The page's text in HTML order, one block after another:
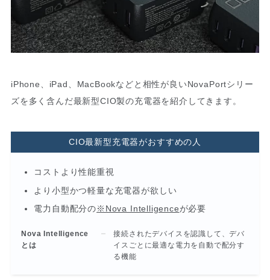
iPhone、iPad、MacBookなどと相性が良いNovaPortシリー
ズを多く含んだ最新型CIO製の充電器を紹介してきます。
CIO最新型充電器がおすすめの人
コストより性能重視
より小型かつ軽量な充電器が欲しい
電力自動配分の※Nova Intelligenceが必要
Nova Intelligence
とは
接続されたデバイスを認識して、デバ
イスごとに最適な電力を自動で配分す
る機能